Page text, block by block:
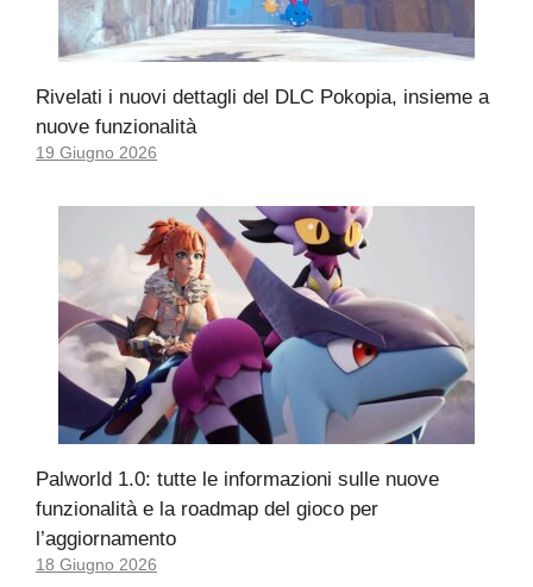
Rivelati i nuovi dettagli del DLC Pokopia, insieme a
nuove funzionalità
19 Giugno 2026
Palworld 1.0: tutte le informazioni sulle nuove
funzionalità e la roadmap del gioco per
l’aggiornamento
18 Giugno 2026